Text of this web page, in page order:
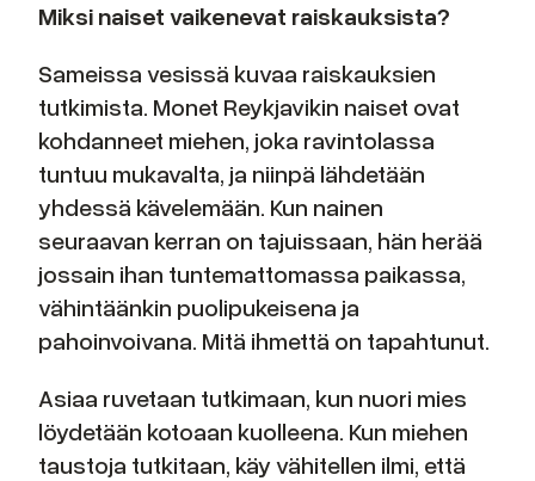
Miksi naiset vaikenevat raiskauksista?
Sameissa vesissä kuvaa raiskauksien
tutkimista. Monet Reykjavikin naiset ovat
kohdanneet miehen, joka ravintolassa
tuntuu mukavalta, ja niinpä lähdetään
yhdessä kävelemään. Kun nainen
seuraavan kerran on tajuissaan, hän herää
jossain ihan tuntemattomassa paikassa,
vähintäänkin puolipukeisena ja
pahoinvoivana. Mitä ihmettä on tapahtunut.
Asiaa ruvetaan tutkimaan, kun nuori mies
löydetään kotoaan kuolleena. Kun miehen
taustoja tutkitaan, käy vähitellen ilmi, että